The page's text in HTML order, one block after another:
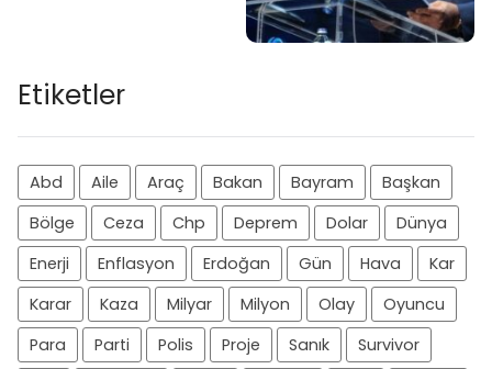
Etiketler
Abd Aile Araç Bakan Bayram
Başkan
Bölge
Ceza Chp Deprem Dolar
Dünya
Enerji
Enflasyon Erdoğan Gün Hava
Kar
Karar
Kaza Milyar Milyon Olay
Oyuncu
Para
Parti Polis Proje Sanık Survivor